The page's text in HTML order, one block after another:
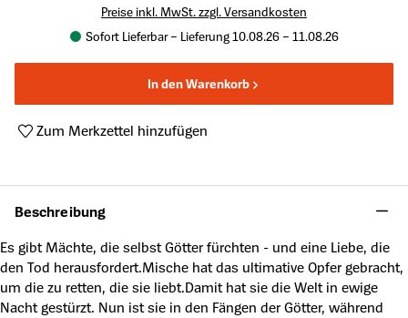
Preise inkl. MwSt. zzgl. Versandkosten
Sofort Lieferbar – Lieferung 10.08.26 – 11.08.26
In den Warenkorb
Zum Merkzettel hinzufügen
Beschreibung
Es gibt Mächte, die selbst Götter fürchten - und eine Liebe, die
den Tod herausfordert.Mische hat das ultimative Opfer gebracht,
um die zu retten, die sie liebt.Damit hat sie die Welt in ewige
Nacht gestürzt. Nun ist sie in den Fängen der Götter, während